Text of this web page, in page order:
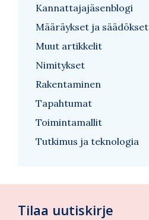
Kannattajajäsenblogi
Määräykset ja säädökset
Muut artikkelit
Nimitykset
Rakentaminen
Tapahtumat
Toimintamallit
Tutkimus ja teknologia
Tilaa uutiskirje